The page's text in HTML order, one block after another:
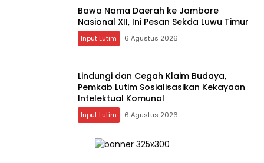
Bawa Nama Daerah ke Jambore
Nasional XII, Ini Pesan Sekda Luwu Timur
Input Lutim 6 Agustus 2026
Lindungi dan Cegah Klaim Budaya,
Pemkab Lutim Sosialisasikan Kekayaan
Intelektual Komunal
Input Lutim 6 Agustus 2026